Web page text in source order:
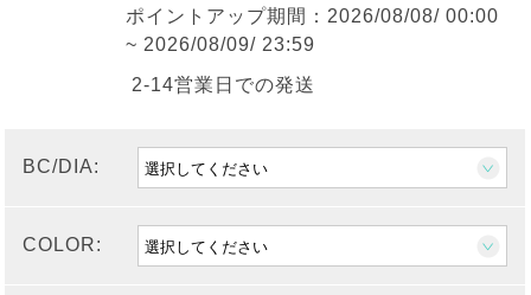
ポイントアップ期間：2026/08/08/ 00:00
~ 2026/08/09/ 23:59
2-14営業日での発送
BC/DIA:
COLOR: